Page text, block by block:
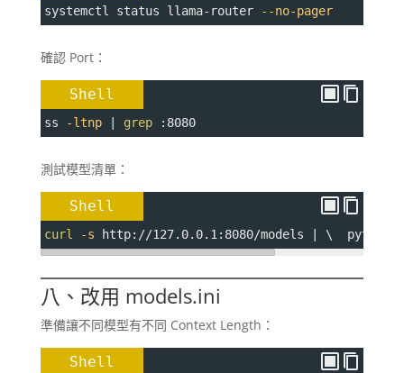
systemctl status llama-router --no-pager
確認 Port：
Shell
ss -ltnp | grep :8080
測試模型清單：
Shell
curl -s http://127.0.0.1:8080/models | \  python3
八、改用 models.ini
準備讓不同模型有不同 Context Length：
Shell